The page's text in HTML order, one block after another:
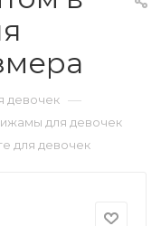
девочек —
для девочек
для девочек